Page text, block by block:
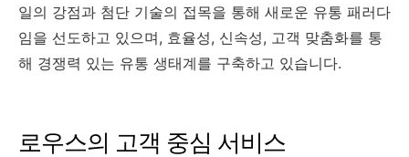
일의 강점과 첨단 기술의 접목을 통해 새로운 유통 패러다
임을 선도하고 있으며, 효율성, 신속성, 고객 맞춤화를 통
해 경쟁력 있는 유통 생태계를 구축하고 있습니다.
로우스의 고객 중심 서비스